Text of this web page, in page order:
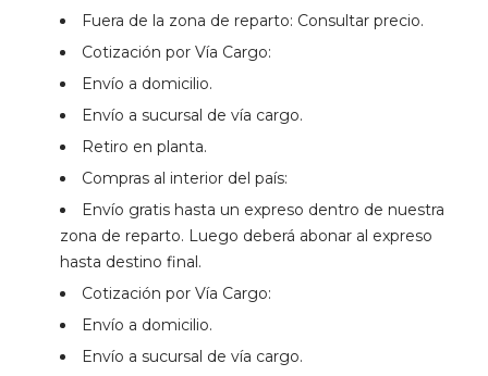
Fuera de la zona de reparto: Consultar precio.
Cotización por Vía Cargo:
Envío a domicilio.
Envío a sucursal de vía cargo.
Retiro en planta.
Compras al interior del país:
Envío gratis hasta un expreso dentro de nuestra
zona de reparto. Luego deberá abonar al expreso
hasta destino final.
Cotización por Vía Cargo:
Envío a domicilio.
Envío a sucursal de vía cargo.